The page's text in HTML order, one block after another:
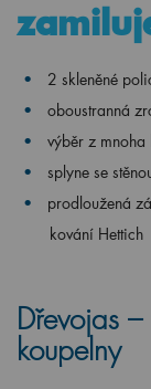
2 skleněné
oboustranná
výběr z
splyne se
prodloužená
kování Hettich
Dřevojas
koupelny